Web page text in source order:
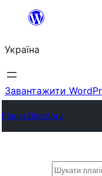
Перейти
вмісту
Україна
Завантажити
Plugin Directory
Пошук